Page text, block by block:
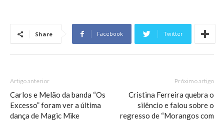
Share Facebook Twitter
Artigo anterior
Carlos e Melão da banda “Os
Excesso” foram ver a última
dança de Magic Mike
Próximo artigo
Cristina Ferreira quebra o
silêncio e falou sobre o
regresso de “Morangos com